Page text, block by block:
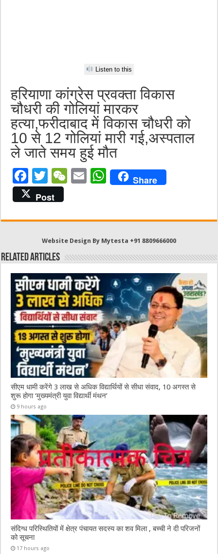
Listen to this
हरियाणा कांग्रेस प्रवक्ता विकास
चौधरी की गोलियां मारकर
हत्या,फरीदाबाद में विकास चौधरी को
10 से 12 गोलियां मारी गई,अस्पताल
ले जाते समय हुई मौत
F
a
c
e
o
o
k
T
w
it
te
r
W
h
at
E
l
W
h
s
A
p
p
Share
Post
Website Design By Mytesta +91 8809666000
Related Articles
सीएम धामी करेंगे 3 लाख से अधिक विद्यार्थियों से सीधा संवाद, 10 अगस्त से
शुरू होगा ‘मुख्यमंत्री युवा विद्यार्थी मंथन’
9 hours ago
संदिग्ध परिस्थितियों में क्षेत्र पंचायत सदस्य का शव मिला , बच्ची ने दी परिजनों
को सूचना
17 hours ago